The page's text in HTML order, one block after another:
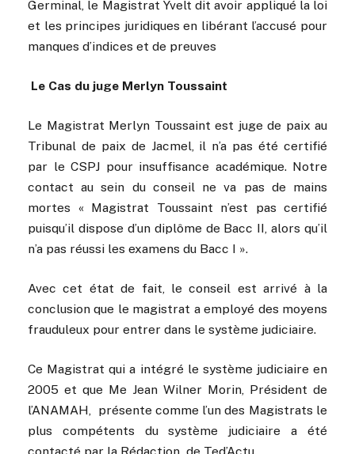
Germinal, le Magistrat Yvelt dit avoir appliqué la loi
et les principes juridiques en libérant l’accusé pour
manques d’indices et de preuves
Le Cas du juge Merlyn Toussaint
Le Magistrat Merlyn Toussaint est juge de paix au
Tribunal de paix de Jacmel, il n’a pas été certifié
par le CSPJ pour insuffisance académique. Notre
contact au sein du conseil ne va pas de mains
mortes « Magistrat Toussaint n’est pas certifié
puisqu’il dispose d’un diplôme de Bacc II, alors qu’il
n’a pas réussi les examens du Bacc I ».
Avec cet état de fait, le conseil est arrivé à la
conclusion que le magistrat a employé des moyens
frauduleux pour entrer dans le système judiciaire.
Ce Magistrat qui a intégré le système judiciaire en
2005 et que Me Jean Wilner Morin, Président de
l’ANAMAH, présente comme l’un des Magistrats le
plus compétents du système judiciaire a été